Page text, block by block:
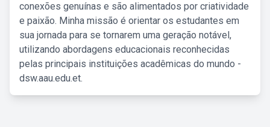
conexões genuínas e são alimentados por criatividade
e paixão. Minha missão é orientar os estudantes em
sua jornada para se tornarem uma geração notável,
utilizando abordagens educacionais reconhecidas
pelas principais instituições acadêmicas do mundo -
dsw.aau.edu.et.